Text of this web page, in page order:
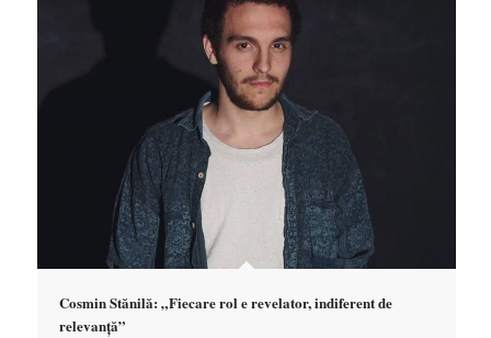
Cosmin Stănilă: „Fiecare rol e revelator, indiferent de
relevanță”